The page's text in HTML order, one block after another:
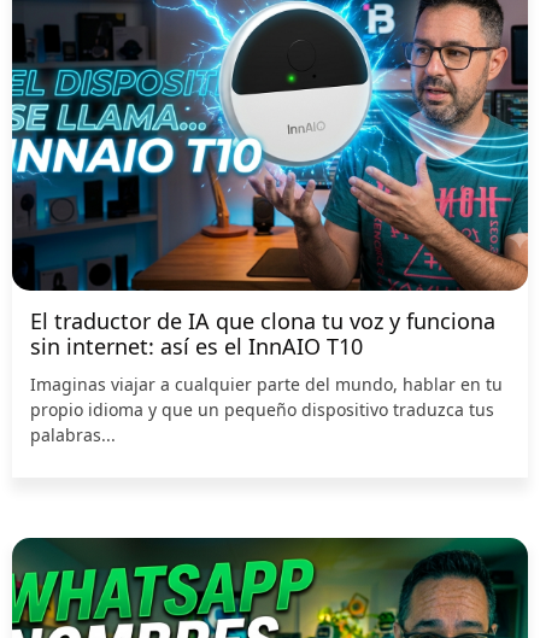
El traductor de IA que clona tu voz y funciona
sin internet: así es el InnAIO T10
Imaginas viajar a cualquier parte del mundo, hablar en tu
propio idioma y que un pequeño dispositivo traduzca tus
palabras...